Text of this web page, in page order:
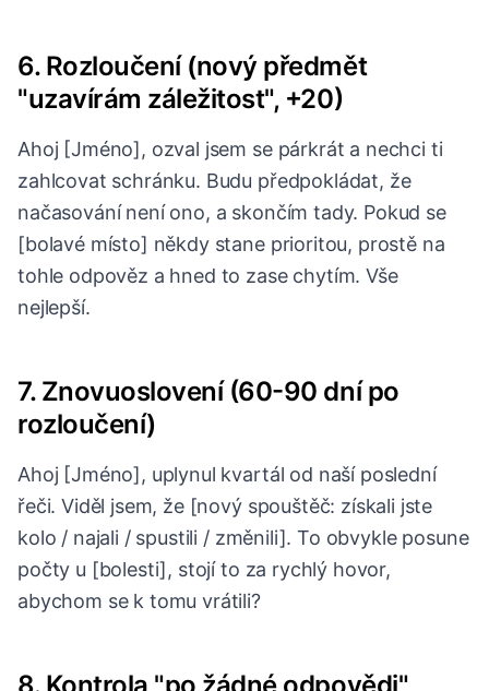
6. Rozloučení (nový předmět
"uzavírám záležitost", +20)
Ahoj [Jméno], ozval jsem se párkrát a nechci ti
zahlcovat schránku. Budu předpokládat, že
načasování není ono, a skončím tady. Pokud se
[bolavé místo] někdy stane prioritou, prostě na
tohle odpověz a hned to zase chytím. Vše
nejlepší.
7. Znovuoslovení (60-90 dní po
rozloučení)
Ahoj [Jméno], uplynul kvartál od naší poslední
řeči. Viděl jsem, že [nový spouštěč: získali jste
kolo / najali / spustili / změnili]. To obvykle posune
počty u [bolesti], stojí to za rychlý hovor,
abychom se k tomu vrátili?